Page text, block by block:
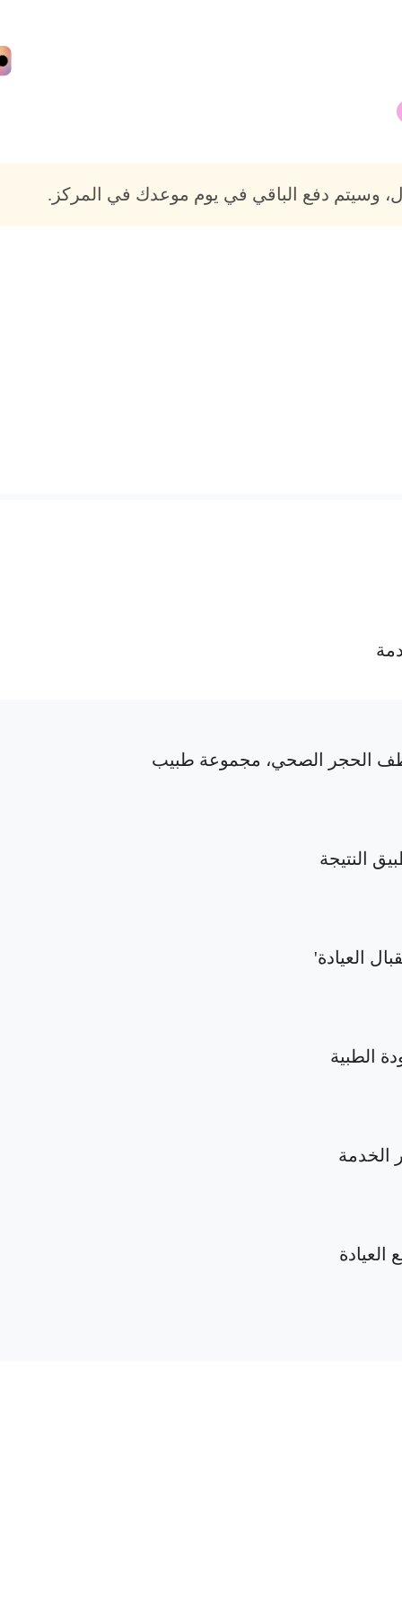
وسيتم دفع الباقي في يوم موعدك في المركز.
الحجر الصحي، مجموعة طبيب
النتيجة
العيادة'
الطبية
الخدمة
العيادة